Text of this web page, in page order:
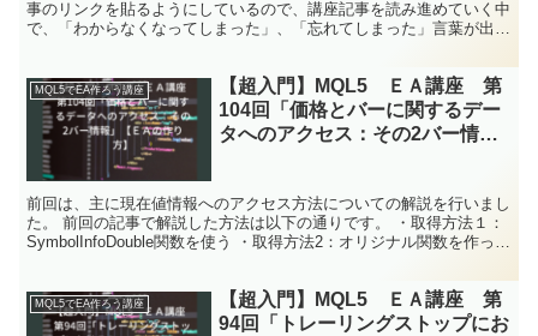
事のリンクを貼るようにしているので、講座記事を読み進めていく中
で、「わからなくなってしまった」、「忘れてしまった」言葉が出て
MQL5でEA作ろう講座
【超入門】MQL5 ＥＡ講座 第
104回「価格とバーに関するデー
タへのアクセス：その2バー情
前回は、主に現在値情報へのアクセス方法についての解説を行いまし
た。 前回の記事で解説した方法は以下の通りです。 ・取得方法１：
SymbolInfoDouble関数を使う ・取得方法2：オリジナル関数を作って
MQL5でEA作ろう講座
【超入門】MQL5 ＥＡ講座 第
94回「トレーリングストップにお